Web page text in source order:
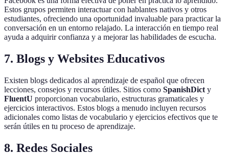
Estos grupos permiten interactuar con hablantes nativos y otros
estudiantes, ofreciendo una oportunidad invaluable para practicar la
conversación en un entorno relajado. La interacción en tiempo real
ayuda a adquirir confianza y a mejorar las habilidades de escucha.
7. Blogs y Websites Educativos
Existen blogs dedicados al aprendizaje de español que ofrecen
lecciones, consejos y recursos útiles. Sitios como SpanishDict y
FluentU proporcionan vocabulario, estructuras gramaticales y
ejercicios interactivos. Estos blogs a menudo incluyen recursos
adicionales como listas de vocabulario y ejercicios efectivos que te
serán útiles en tu proceso de aprendizaje.
8. Redes Sociales